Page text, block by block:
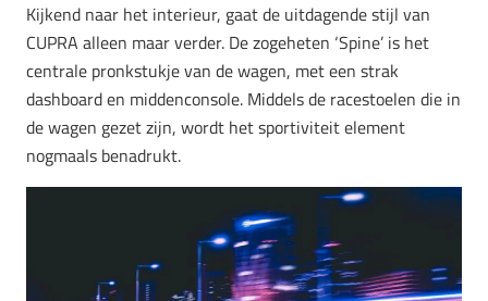
Kijkend naar het interieur, gaat de uitdagende stijl van
CUPRA alleen maar verder. De zogeheten ‘Spine’ is het
centrale pronkstukje van de wagen, met een strak
dashboard en middenconsole. Middels de racestoelen die in
de wagen gezet zijn, wordt het sportiviteit element
nogmaals benadrukt.